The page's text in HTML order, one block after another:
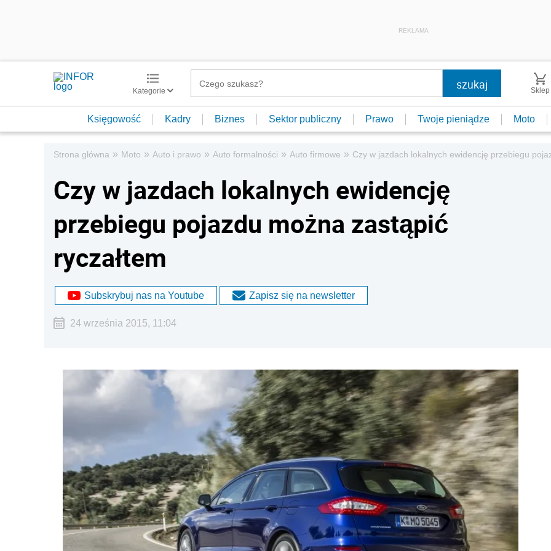
REKLAMA
Kategorie Sklep
Księgowość Kadry Biznes Sektor publiczny Prawo Twoje pieniądze Moto
Strona główna » Moto » Auto i prawo » Auto formalności » Auto firmowe » Czy w jazdach lokalnych ewidencję przebiegu
Czy w jazdach lokalnych ewidencję
przebiegu pojazdu można zastąpić
ryczałtem
Subskrybuj nas na Youtube Zapisz się na newsletter
24 września 2015, 11:04